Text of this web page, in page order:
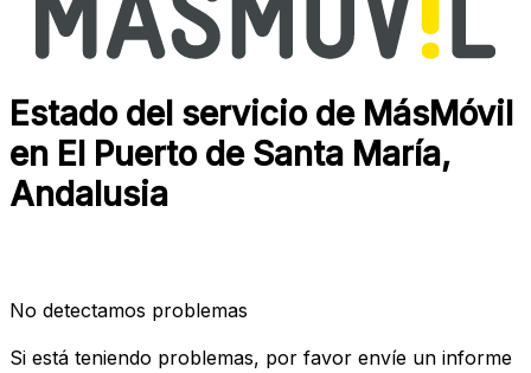
Estado del servicio de MásMóvil
en El Puerto de Santa María,
Andalusia
No detectamos problemas
Si está teniendo problemas, por favor envíe un informe